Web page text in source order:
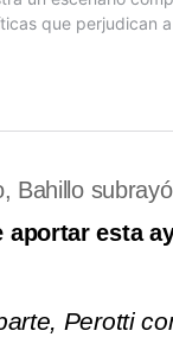
Bahillo
aportar esta
Perotti